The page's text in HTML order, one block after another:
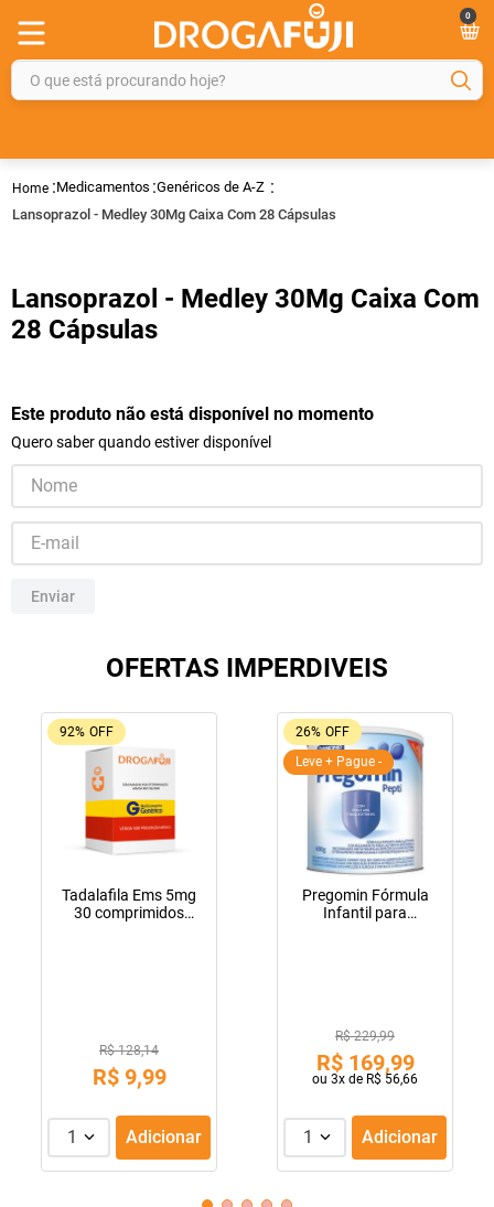
0
O que está procurando hoje?
Medicamentos Genéricos de A-Z
Lansoprazol - Medley 30Mg Caixa Com 28 Cápsulas
Lansoprazol - Medley 30Mg Caixa Com
28 Cápsulas
Este produto não está disponível no momento
Quero saber quando estiver disponível
Enviar
OFERTAS IMPERDIVEIS
92% OFF
Tadalafila Ems 5mg
30 comprimidos
R$ 128,14
R$ 9,99
1 Adicionar
26% OFF
Leve + Pague -
Pregomin Fórmula
Infantil para
R$ 229,99
R$ 169,99
ou 3x de R$ 56,66
1 Adicionar
2
gelmax
rosuvastatina 20mg
5º
protetor solar
8º
fraldas geriátricas
10º amoxicilina clavulanato